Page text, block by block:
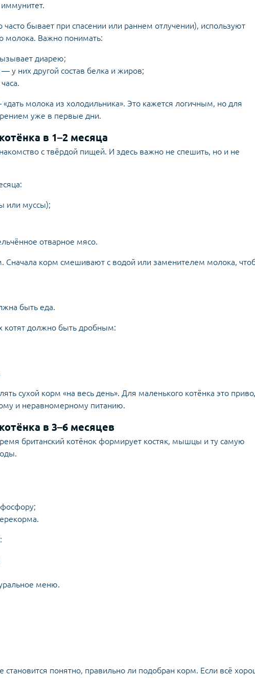
часто бывает при спасении или раннем отлучении), используют
молока. Важно понимать:
диарею;
у них другой состав белка и жиров;
молока из холодильника». Это кажется логичным, но для
уже в первые дни.
в 1–2 месяца
с твёрдой пищей. И здесь важно не спешить, но и не
или муссы);
отварное мясо.
Сначала корм смешивают с водой или заменителем молока,
быть еда.
котят должно быть дробным:
сухой корм «на весь день». Для маленького котёнка это
и неравномерному питанию.
в 3–6 месяцев
британский котёнок формирует костяк, мышцы и ту самую
меню.
становится понятно, правильно ли подобран корм. Если всё